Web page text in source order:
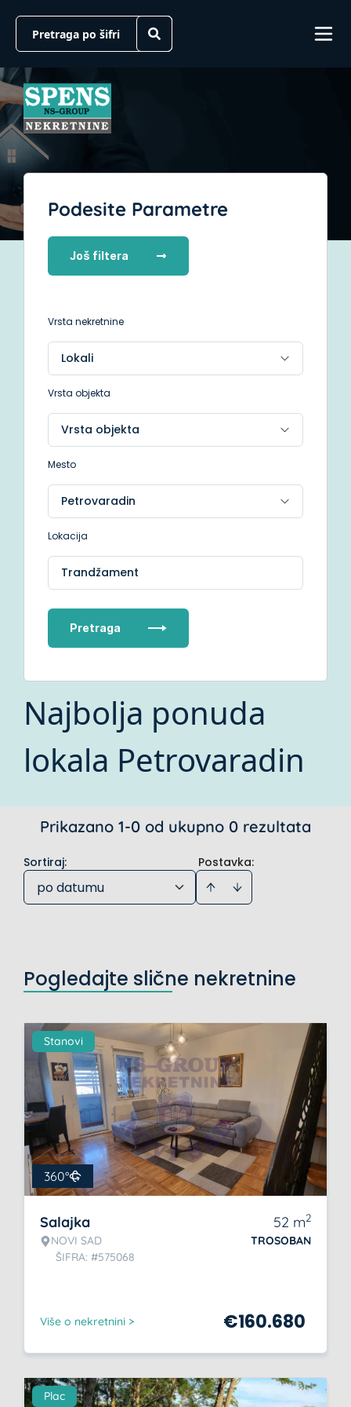
Podesite Parametre
Još filtera
Vrsta nekretnine
Vrsta objekta
Mesto
Lokacija
Trandžament
Pretraga
Najbolja ponuda
lokala Petrovaradin
Prikazano 1-0 od ukupno 0 rezultata
Postavka:
Sortiraj:
po datumu
Pogledajte slične nekretnine
Stanovi
360°
Salajka
NOVI SAD
ŠIFRA: #575068
52 m2
TROSOBAN
Više o nekretnini > €160.680
Plac